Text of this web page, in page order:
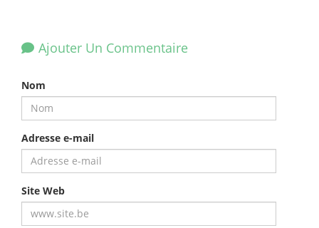
Ajouter Un Commentaire
Nom
Adresse e-mail
Site Web